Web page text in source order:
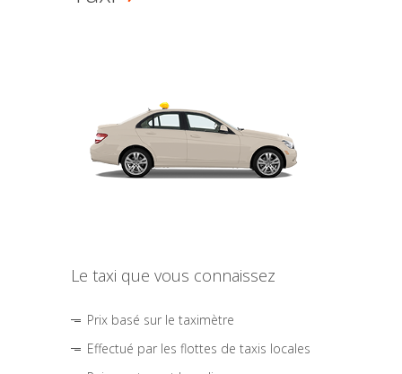
Le taxi que vous connaissez
Prix basé sur le taximètre
Effectué par les flottes de taxis locales